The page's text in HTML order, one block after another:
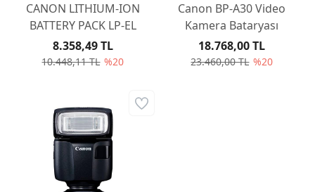
CANON LITHIUM-ION
BATTERY PACK LP-EL
10.448,11 TL %20
8.358,49 TL
Canon BP-A30 Video
Kamera Bataryası
23.460,00 TL %20
18.768,00 TL